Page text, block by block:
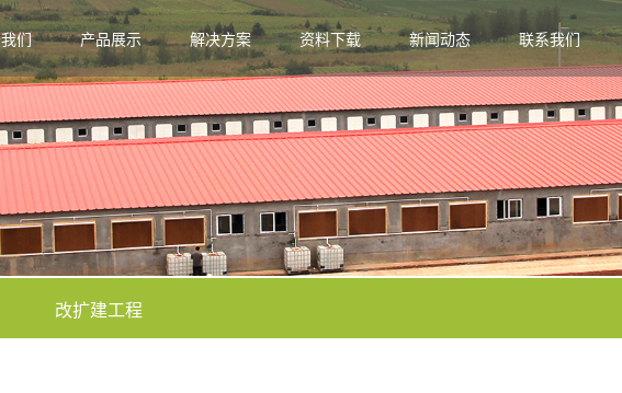
们 产品展示 解决方案 资料下载 新闻动态 联系我们
改扩建工程